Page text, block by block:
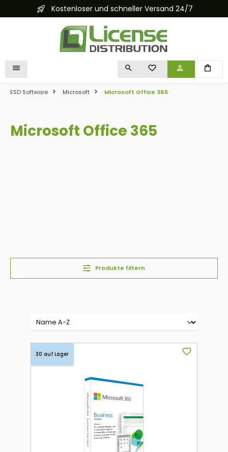
springenKostenloser und schneller Versand 24/7
DU HAST 0 PRODUKTE
ESD Software Microsoft Microsoft Office 365
Microsoft Office 365
Produkte filtern
30 auf Lager